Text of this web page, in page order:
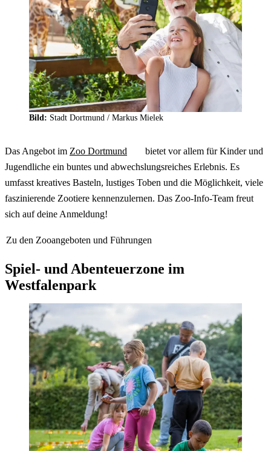
Bild: Stadt Dortmund / Markus Mielek
Das Angebot im Zoo Dortmund
bietet vor allem für Kinder und
Jugendliche ein buntes und abwechslungsreiches Erlebnis. Es
umfasst kreatives Basteln, lustiges Toben und die Möglichkeit, viele
faszinierende Zootiere kennenzulernen. Das Zoo-Info-Team freut
sich auf deine Anmeldung!
Zu den Zooangeboten und Führungen
Spiel- und Abenteuerzone im
Westfalenpark